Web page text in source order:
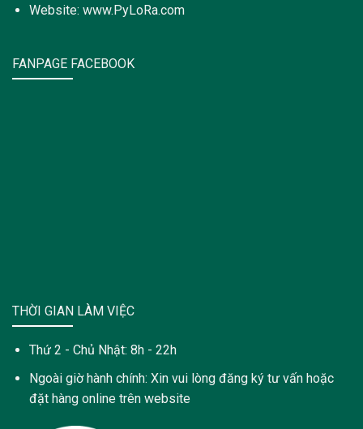
Website: www.PyLoRa.com
FANPAGE FACEBOOK
THỜI GIAN LÀM VIỆC
Thứ 2 - Chủ Nhật: 8h - 22h
Ngoài giờ hành chính: Xin vui lòng đăng ký tư vấn hoặc
đặt hàng online trên website